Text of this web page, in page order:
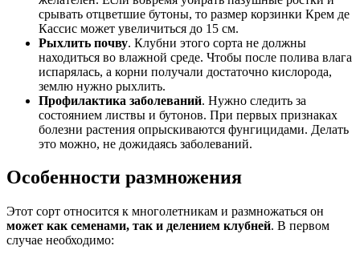
срывать отцветшие бутоны, то размер корзинки Крем де
Кассис может увеличиться до 15 см.
Рыхлить почву. Клубни этого сорта не должны
находиться во влажной среде. Чтобы после полива влага
испарялась, а корни получали достаточно кислорода,
землю нужно рыхлить.
Профилактика заболеваний. Нужно следить за
состоянием листвы и бутонов. При первых признаках
болезни растения опрыскиваются фунгицидами. Делать
это можно, не дожидаясь заболеваний.
Особенности размножения
Этот сорт относится к многолетникам и размножаться он
может как семенами, так и делением клубней. В первом
случае необходимо: